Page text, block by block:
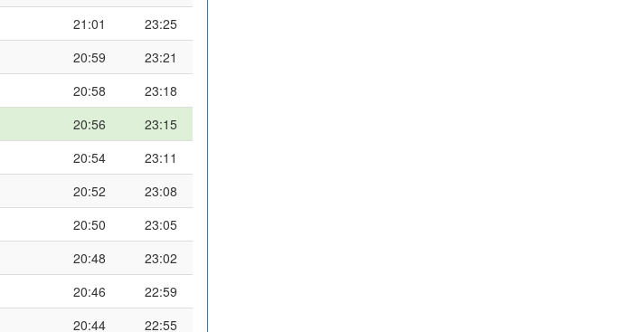
21:01
23:25
20:59
23:21
20:58
23:18
20:56
23:15
20:54
23:11
20:52
23:08
20:50
23:05
20:48
23:02
20:46
22:59
20:44
22:55